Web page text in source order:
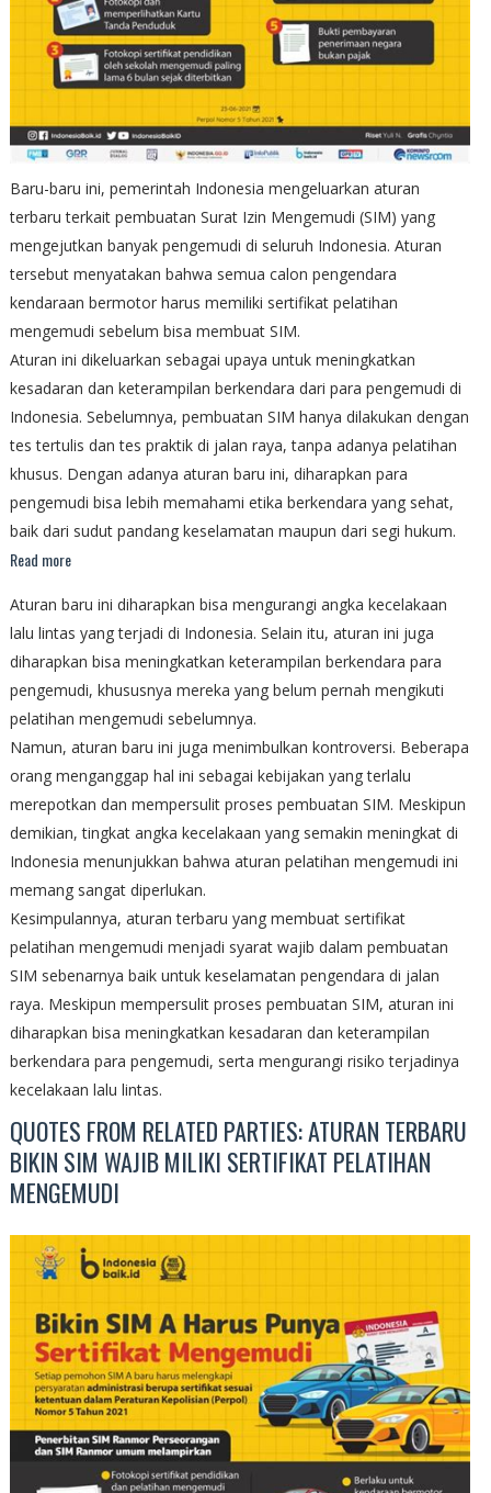
Baru-baru ini, pemerintah Indonesia mengeluarkan aturan
terbaru terkait pembuatan Surat Izin Mengemudi (SIM) yang
mengejutkan banyak pengemudi di seluruh Indonesia. Aturan
tersebut menyatakan bahwa semua calon pengendara
kendaraan bermotor harus memiliki sertifikat pelatihan
mengemudi sebelum bisa membuat SIM.
Aturan ini dikeluarkan sebagai upaya untuk meningkatkan
kesadaran dan keterampilan berkendara dari para pengemudi di
Indonesia. Sebelumnya, pembuatan SIM hanya dilakukan dengan
tes tertulis dan tes praktik di jalan raya, tanpa adanya pelatihan
khusus. Dengan adanya aturan baru ini, diharapkan para
pengemudi bisa lebih memahami etika berkendara yang sehat,
baik dari sudut pandang keselamatan maupun dari segi hukum.
Read more
Aturan baru ini diharapkan bisa mengurangi angka kecelakaan
lalu lintas yang terjadi di Indonesia. Selain itu, aturan ini juga
diharapkan bisa meningkatkan keterampilan berkendara para
pengemudi, khususnya mereka yang belum pernah mengikuti
pelatihan mengemudi sebelumnya.
Namun, aturan baru ini juga menimbulkan kontroversi. Beberapa
orang menganggap hal ini sebagai kebijakan yang terlalu
merepotkan dan mempersulit proses pembuatan SIM. Meskipun
demikian, tingkat angka kecelakaan yang semakin meningkat di
Indonesia menunjukkan bahwa aturan pelatihan mengemudi ini
memang sangat diperlukan.
Kesimpulannya, aturan terbaru yang membuat sertifikat
pelatihan mengemudi menjadi syarat wajib dalam pembuatan
SIM sebenarnya baik untuk keselamatan pengendara di jalan
raya. Meskipun mempersulit proses pembuatan SIM, aturan ini
diharapkan bisa meningkatkan kesadaran dan keterampilan
berkendara para pengemudi, serta mengurangi risiko terjadinya
kecelakaan lalu lintas.
QUOTES FROM RELATED PARTIES: ATURAN TERBARU
BIKIN SIM WAJIB MILIKI SERTIFIKAT PELATIHAN
MENGEMUDI